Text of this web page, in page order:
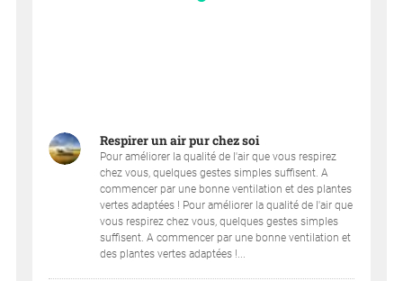
Respirer un air pur chez soi
Pour améliorer la qualité de l'air que vous respirez
chez vous, quelques gestes simples suffisent. A
commencer par une bonne ventilation et des plantes
vertes adaptées ! Pour améliorer la qualité de l'air que
vous respirez chez vous, quelques gestes simples
suffisent. A commencer par une bonne ventilation et
des plantes vertes adaptées !...